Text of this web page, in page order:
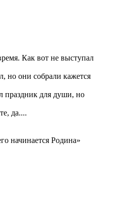
Как вот не выступал
но они собрали кажется
праздник для души, но
да....
начинается Родина»